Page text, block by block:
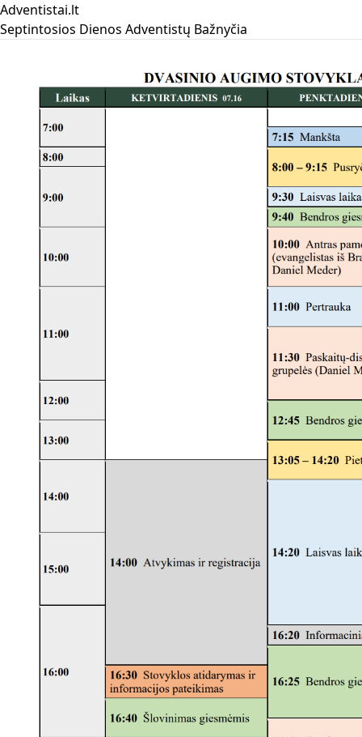
Adventistai.lt
Septintosios Dienos Adventistų Bažnyčia